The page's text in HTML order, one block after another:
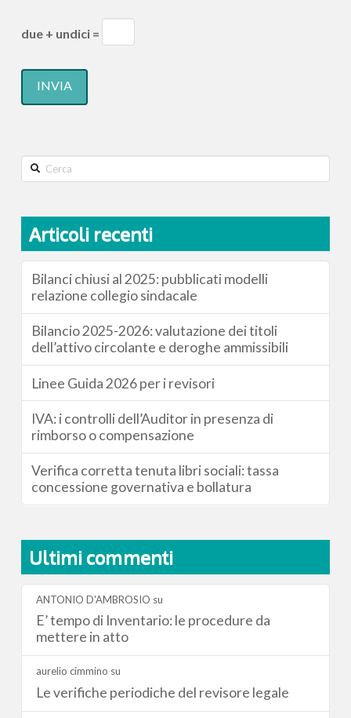
due + undici =
Search
Articoli recenti
Bilanci chiusi al 2025: pubblicati modelli
relazione collegio sindacale
Bilancio 2025-2026: valutazione dei titoli
dell’attivo circolante e deroghe ammissibili
Linee Guida 2026 per i revisori
IVA: i controlli dell’Auditor in presenza di
rimborso o compensazione
Verifica corretta tenuta libri sociali: tassa
concessione governativa e bollatura
Ultimi commenti
ANTONIO D'AMBROSIO su
E’ tempo di Inventario: le procedure da
mettere in atto
aurelio cimmino su
Le verifiche periodiche del revisore legale